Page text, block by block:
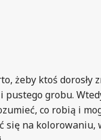
żeby ktoś dorosły
pustego grobu.
co robią i
się na kolorowaniu,